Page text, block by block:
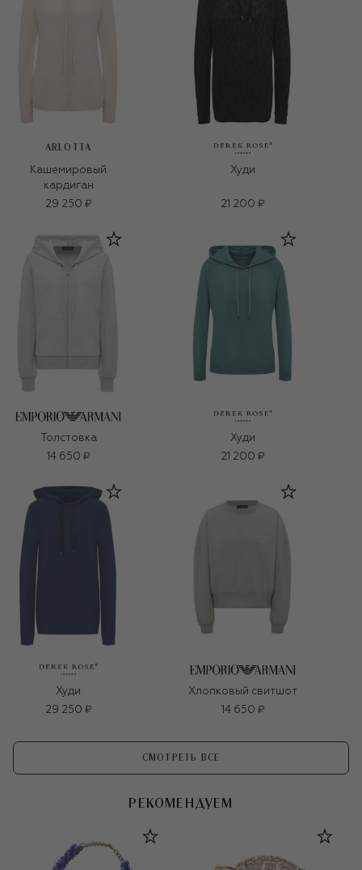
ARLOTTA
Кашемировый
кардиган
29 250 ₽
Худи
21 200 ₽
Толстовка
14 650 ₽
Худи
21 200 ₽
Худи
29 250 ₽
Хлопковый свитшот
14 650 ₽
СМОТРЕТЬ ВСЕ
РЕКОМЕНДУЕМ